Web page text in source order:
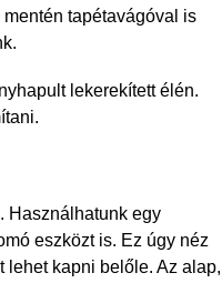
tapétavágóval is
lekerekített élén.
Használhatunk egy
eszközt is. Ez úgy néz
lehet kapni belőle. Az alap,